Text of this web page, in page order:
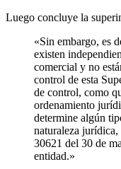
Luego concluye la
«Sin embargo, es
existen
comercial y no
control de esta
de control, como
ordenamiento
determine algún
naturaleza
30621 del 30 de
entidad.»